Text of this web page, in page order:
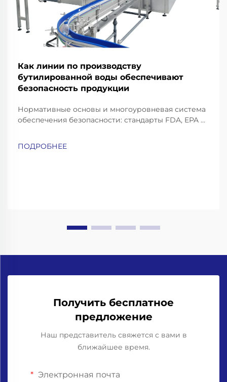
Как линии по производству
бутилированной воды обеспечивают
безопасность продукции
Нормативные основы и многоуровневая система
обеспечения безопасности: стандарты FDA, EPA и
бутилированной воды функционирует в рамках
ПОДРОБНЕЕ
Получить бесплатное
предложение
Наш представитель свяжется с вами в
ближайшее время.
Электронная почта